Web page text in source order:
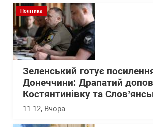
Політика
Зеленський готує
Донеччини: Драпатий
Костянтинівку та
11:12, Вчора